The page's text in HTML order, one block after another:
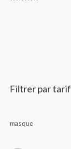
Filtrer par tarif
masque